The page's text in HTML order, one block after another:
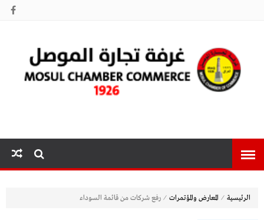
الموصل
الرئيسية ⁄ المعارض والمؤتمرات ⁄ رفع شركات من قائمة السوداء